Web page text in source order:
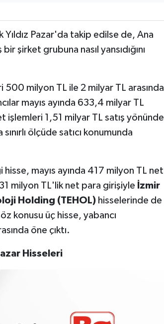
Yıldız Pazar'da takip edilse de, Ana
şirket grubuna nasıl yansıdığını
500 milyon TL ile 2 milyar TL arasında
mayıs ayında 633,4 milyar TL
işlemleri 1,51 milyar TL satış yönünde
ölçüde satıcı konumunda
hisse, mayıs ayında 417 milyon TL net
milyon TL'lik net para girişiyle İzmir
Holding (TEHOL) hisselerinde de
konusu üç hisse, yabancı
öne çıktı.
Hisseleri